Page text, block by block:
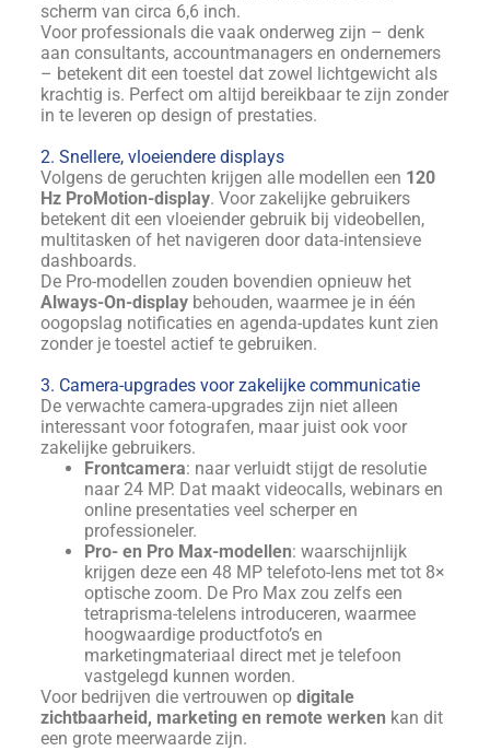
scherm van circa 6,6 inch.
Voor professionals die vaak onderweg zijn – denk
aan consultants, accountmanagers en ondernemers
– betekent dit een toestel dat zowel lichtgewicht als
krachtig is. Perfect om altijd bereikbaar te zijn zonder
in te leveren op design of prestaties.
2. Snellere, vloeiendere displays
Volgens de geruchten krijgen alle modellen een 120
Hz ProMotion-display. Voor zakelijke gebruikers
betekent dit een vloeiender gebruik bij videobellen,
multitasken of het navigeren door data-intensieve
dashboards.
De Pro-modellen zouden bovendien opnieuw het
Always-On-displaybehouden, waarmee je in één
oogopslag notificaties en agenda-updates kunt zien
zonder je toestel actief te gebruiken.
3. Camera-upgrades voor zakelijke communicatie
De verwachte camera-upgrades zijn niet alleen
interessant voor fotografen, maar juist ook voor
zakelijke gebruikers.
Frontcamera: naar verluidt stijgt de resolutie
naar 24 MP. Dat maakt videocalls, webinars en
online presentaties veel scherper en
professioneler.
Pro- en Pro Max-modellen: waarschijnlijk
krijgen deze een 48 MP telefoto-lens met tot 8×
optische zoom. De Pro Max zou zelfs een
tetraprisma-telelens introduceren, waarmee
hoogwaardige productfoto’s en
marketingmateriaal direct met je telefoon
vastgelegd kunnen worden.
Voor bedrijven die vertrouwen op digitale
zichtbaarheid, marketing en remote werken kan dit
een grote meerwaarde zijn.